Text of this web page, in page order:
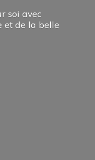
soi avec
et de la belle